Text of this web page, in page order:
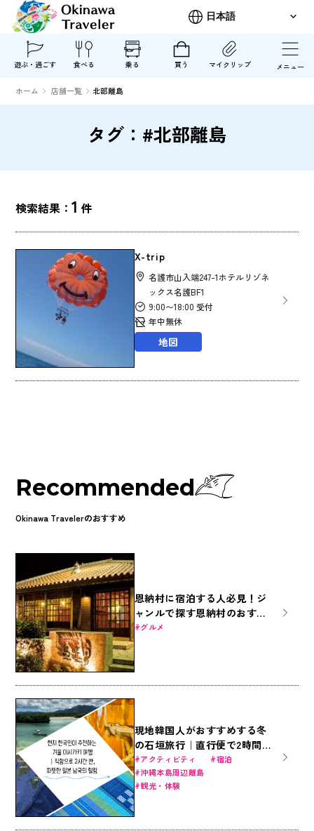
遊ぶ・過ごす 食べる 乗る 買う マイクリップ メニュー
ホーム 店舗一覧 北部離島
タグ：#北部離島
検索結果：1 件
X-trip
名護市山入端247-1ホテルリゾネ
ックス名護BF1
9:00〜18:00 受付
年中無休
地図
Recommended
Okinawa Travelerのおすすめ
恩納村に宿泊する人必見！ジ
ャンルで探す恩納村のおすす
め居酒屋11選
グルメ
現地韓国人がおすすめする冬
の石垣旅行｜直行便で2時間
半、暖かい日本南国のヒーリ
ング
アクティビティ
宿泊
沖縄本島周辺離島
観光・体験